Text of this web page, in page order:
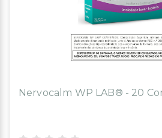
Nervocalm WP LAB® - 20